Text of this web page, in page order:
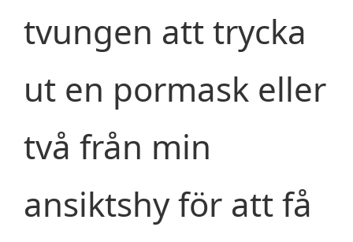
tvungen att trycka
ut en pormask eller
två från min
ansiktshy för att få